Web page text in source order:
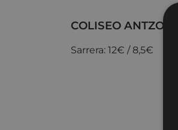
COLISEO ANTZOKIA
Sarrera: 12€ / 8,5€